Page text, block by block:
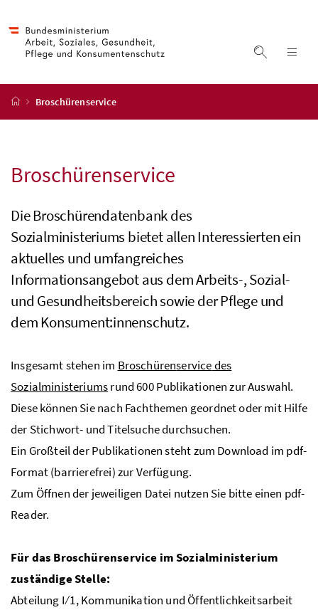
Suche
Startseite
Broschürenservice
Broschürenservice
Die Broschürendatenbank des
Sozialministeriums bietet allen Interessierten ein
aktuelles und umfangreiches
Informationsangebot aus dem Arbeits-, Sozial-
und Gesundheitsbereich sowie der Pflege und
dem Konsument:innenschutz.
Insgesamt stehen im Broschürenservicedes
Sozialministeriumsrund 600 Publikationen zur Auswahl.
Diese können Sie nach Fachthemen geordnet oder mit Hilfe
der Stichwort- und Titelsuche durchsuchen.
Ein Großteil der Publikationen steht zum Download im pdf-
Format (barrierefrei) zur Verfügung.
Zum Öffnen der jeweiligen Datei nutzen Sie bitte einen pdf-
Reader.
Für das Broschürenservice im Sozialministerium
zuständige Stelle:
Abteilung I ⁄ 1, Kommunikation und Öffentlichkeitsarbeit